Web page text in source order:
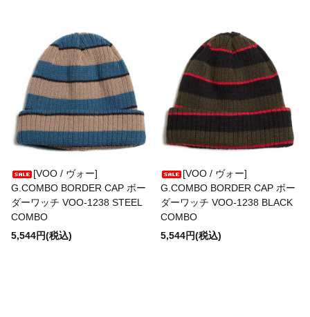
[VOO / ヴォー]
G.COMBO BORDER CAP ボー
ダーワッチ VOO-1238 STEEL
COMBO
5,544円(税込)
[VOO / ヴォー]
G.COMBO BORDER CAP ボー
ダーワッチ VOO-1238 BLACK
COMBO
5,544円(税込)
HENRY&HENRY
HIGHLAND 2000
HI-YOKE
HOSU
HTC